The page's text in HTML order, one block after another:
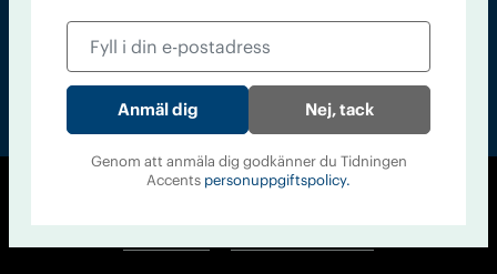
Nej, tack
Genom att anmäla dig godkänner du Tidningen
Accents personuppgiftspolicy.